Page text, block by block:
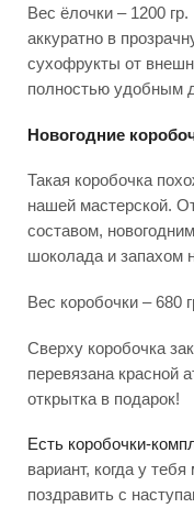
Вес ёлочки – 1200
аккуратно в
сухофрукты от
полностью удобным
Новогодние
Такая коробочка
нашей мастерской.
составом,
шоколада и запахом
Вес коробочки – 680
Сверху коробочка
перевязана красной
открытка в подарок!
Есть коробочки-
вариант, когда у
поздравить с